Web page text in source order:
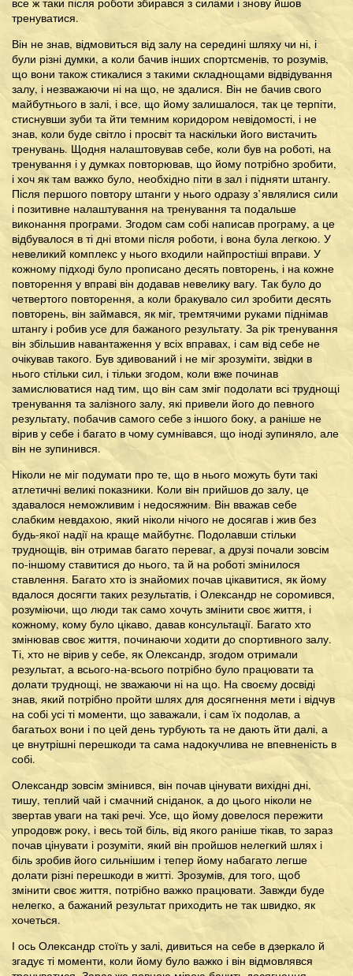
тренуватися.
Він не знав, відмовиться від залу на середині шляху чи ні, і
були різні думки, а коли бачив інших спортсменів, то розумів,
що вони також стикалися з такими складнощами відвідування
залу, і незважаючи ні на що, не здалися. Він не бачив свого
майбутнього в залі, і все, що йому залишалося, так це терпіти,
стиснувши зуби та йти темним коридором невідомості, і не
знав, коли буде світло і просвіт та наскільки його вистачить
тренувань. Щодня налаштовував себе, коли був на роботі, на
тренування і у думках повторював, що йому потрібно зробити,
і хоч як там важко було, необхідно піти в зал і підняти штангу.
Після першого повтору штанги у нього одразу з’являлися сили
і позитивне налаштування на тренування та подальше
виконання програми. Згодом сам собі написав програму, а це
відбувалося в ті дні втоми після роботи, і вона була легкою. У
невеликий комплекс у нього входили найпростіші вправи. У
кожному підході було прописано десять повторень, і на кожне
повторення у вправі він додавав невелику вагу. Так було до
четвертого повторення, а коли бракувало сил зробити десять
повторень, він займався, як міг, тремтячими руками піднімав
штангу і робив усе для бажаного результату. За рік тренування
він збільшив навантаження у всіх вправах, і сам від себе не
очікував такого. Був здивований і не міг зрозуміти, звідки в
нього стільки сил, і тільки згодом, коли вже починав
замислюватися над тим, що він сам зміг подолати всі труднощі
тренування та залізного залу, які привели його до певного
результату, побачив самого себе з іншого боку, а раніше не
вірив у себе і багато в чому сумнівався, що іноді зупиняло, але
він не зупинився.
Ніколи не міг подумати про те, що в нього можуть бути такі
атлетичні великі показники. Коли він прийшов до залу, це
здавалося неможливим і недосяжним. Він вважав себе
слабким невдахою, який ніколи нічого не досягав і жив без
будь-якої надії на краще майбутнє. Подолавши стільки
труднощів, він отримав багато переваг, а друзі почали зовсім
по-іншому ставитися до нього, та й на роботі змінилося
ставлення. Багато хто із знайомих почав цікавитися, як йому
вдалося досягти таких результатів, і Олександр не соромився,
розуміючи, що люди так само хочуть змінити своє життя, і
кожному, кому було цікаво, давав консультації. Багато хто
змінював своє життя, починаючи ходити до спортивного залу.
Ті, хто не вірив у себе, як Олександр, згодом отримали
результат, а всього-на-всього потрібно було працювати та
долати труднощі, не зважаючи ні на що. На своєму досвіді
знав, який потрібно пройти шлях для досягнення мети і відчув
на собі усі ті моменти, що заважали, і сам їх подолав, а
багатьох вони і по цей день турбують та не дають йти далі, а
це внутрішні перешкоди та сама надокучлива не впевненість в
собі.
Олександр зовсім змінився, він почав цінувати вихідні дні,
тишу, теплий чай і смачний сніданок, а до цього ніколи не
звертав уваги на такі речі. Усе, що йому довелося пережити
упродовж року, і весь той біль, від якого раніше тікав, то зараз
почав цінувати і розуміти, який він пройшов нелегкий шлях і
біль зробив його сильнішим і тепер йому набагато легше
долати різні перешкоди в житті. Зрозумів, для того, щоб
змінити своє життя, потрібно важко працювати. Завжди буде
нелегко, а бажаний результат приходить не так швидко, як
хочеться.
І ось Олександр стоїть у залі, дивиться на себе в дзеркало й
згадує ті моменти, коли йому було важко і він відмовлявся